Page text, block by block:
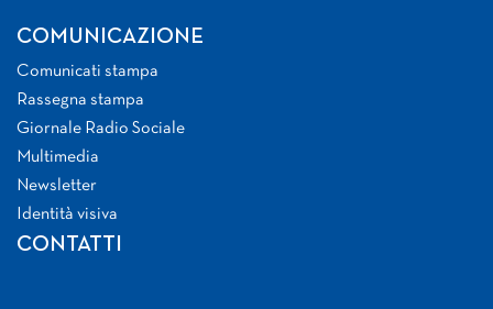
COMUNICAZIONE
Comunicati stampa
Rassegna stampa
Giornale Radio Sociale
Multimedia
Newsletter
Identità visiva
CONTATTI